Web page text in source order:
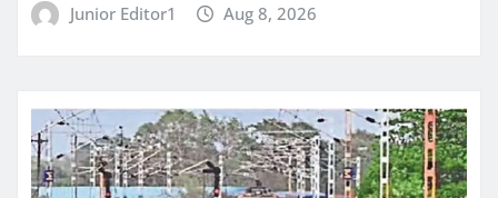
Junior Editor1 Aug 8, 2026